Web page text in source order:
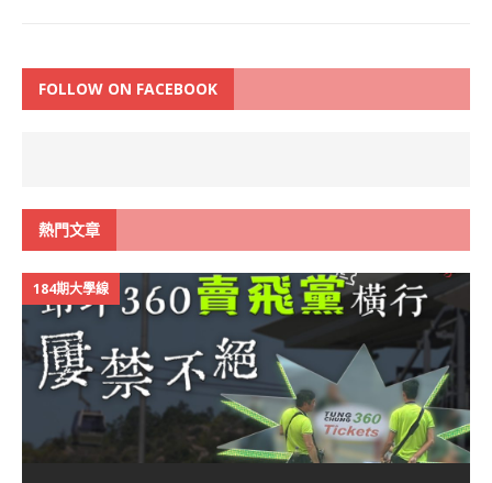
FOLLOW ON FACEBOOK
熱門文章
184期大學線